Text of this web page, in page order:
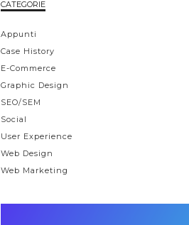
CATEGORIE
Appunti
Case History
E-Commerce
Graphic Design
SEO/SEM
Social
User Experience
Web Design
Web Marketing